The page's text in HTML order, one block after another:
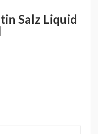
Salz Liquid